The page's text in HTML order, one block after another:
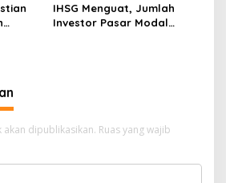
IHSG Menguat, Jumlah
Investor Pasar Modal
dipublikasikan. Ruas yang wajib